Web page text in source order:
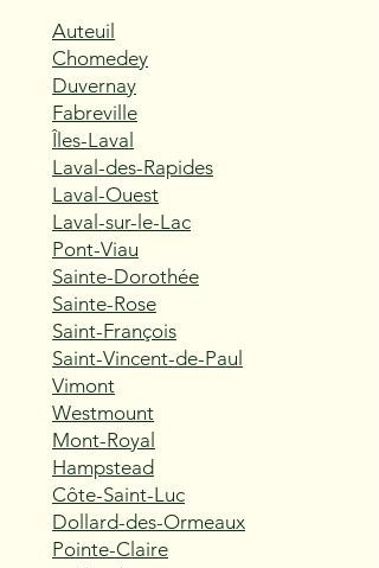
Auteuil
Chomedey
Duvernay
Fabreville
Îles-Laval
Laval-des-Rapides
Laval-Ouest
Laval-sur-le-Lac
Pont-Viau
Sainte-Dorothée
Sainte-Rose
Saint-François
Saint-Vincent-de-Paul
Vimont
Westmount
Mont-Royal
Hampstead
Côte-Saint-Luc
Dollard-des-Ormeaux
Pointe-Claire